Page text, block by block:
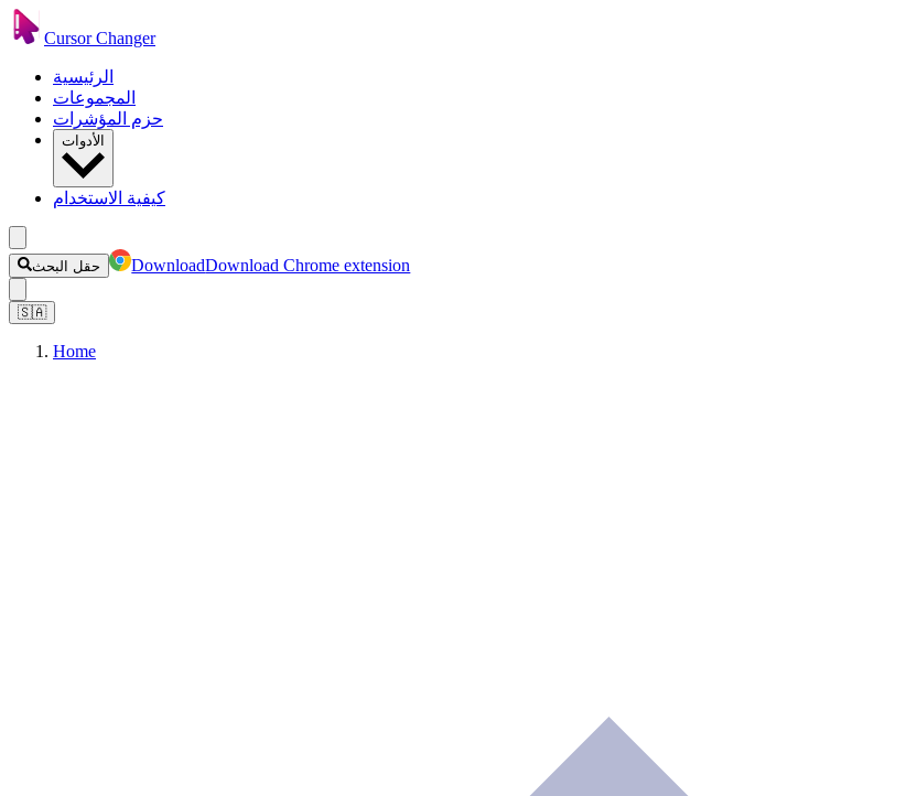
Cursor Changer
الرئيسية
المجموعات
حزم المؤشرات
الأدوات
كيفية الاستخدام
حقل البحث DownloadDownload Chrome extension
🇸🇦
Home